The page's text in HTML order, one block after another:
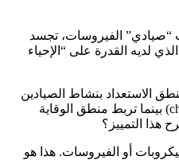
الفيروسات، تجسد
لديه القدرة على “الإحياء
الاستعداد بنشاط الصيادين
وجامعي الثمار (chasseurs-cueilleurs) بينما تربط منطق الوقاية
هذا التمييز؟
أو الفيروسات. هذا هو